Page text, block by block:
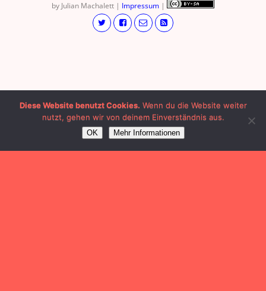
by Julian Machalett | Impressum |
Diese Website benutzt Cookies. Wenn du die Website weiter
nutzt, gehen wir von deinem Einverständnis aus.
OK Mehr Informationen